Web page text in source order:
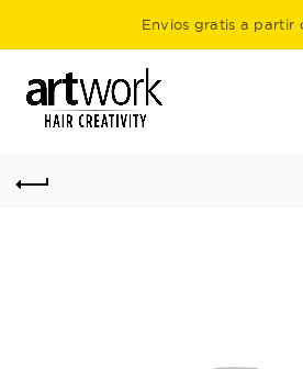
Envios gratis a partir